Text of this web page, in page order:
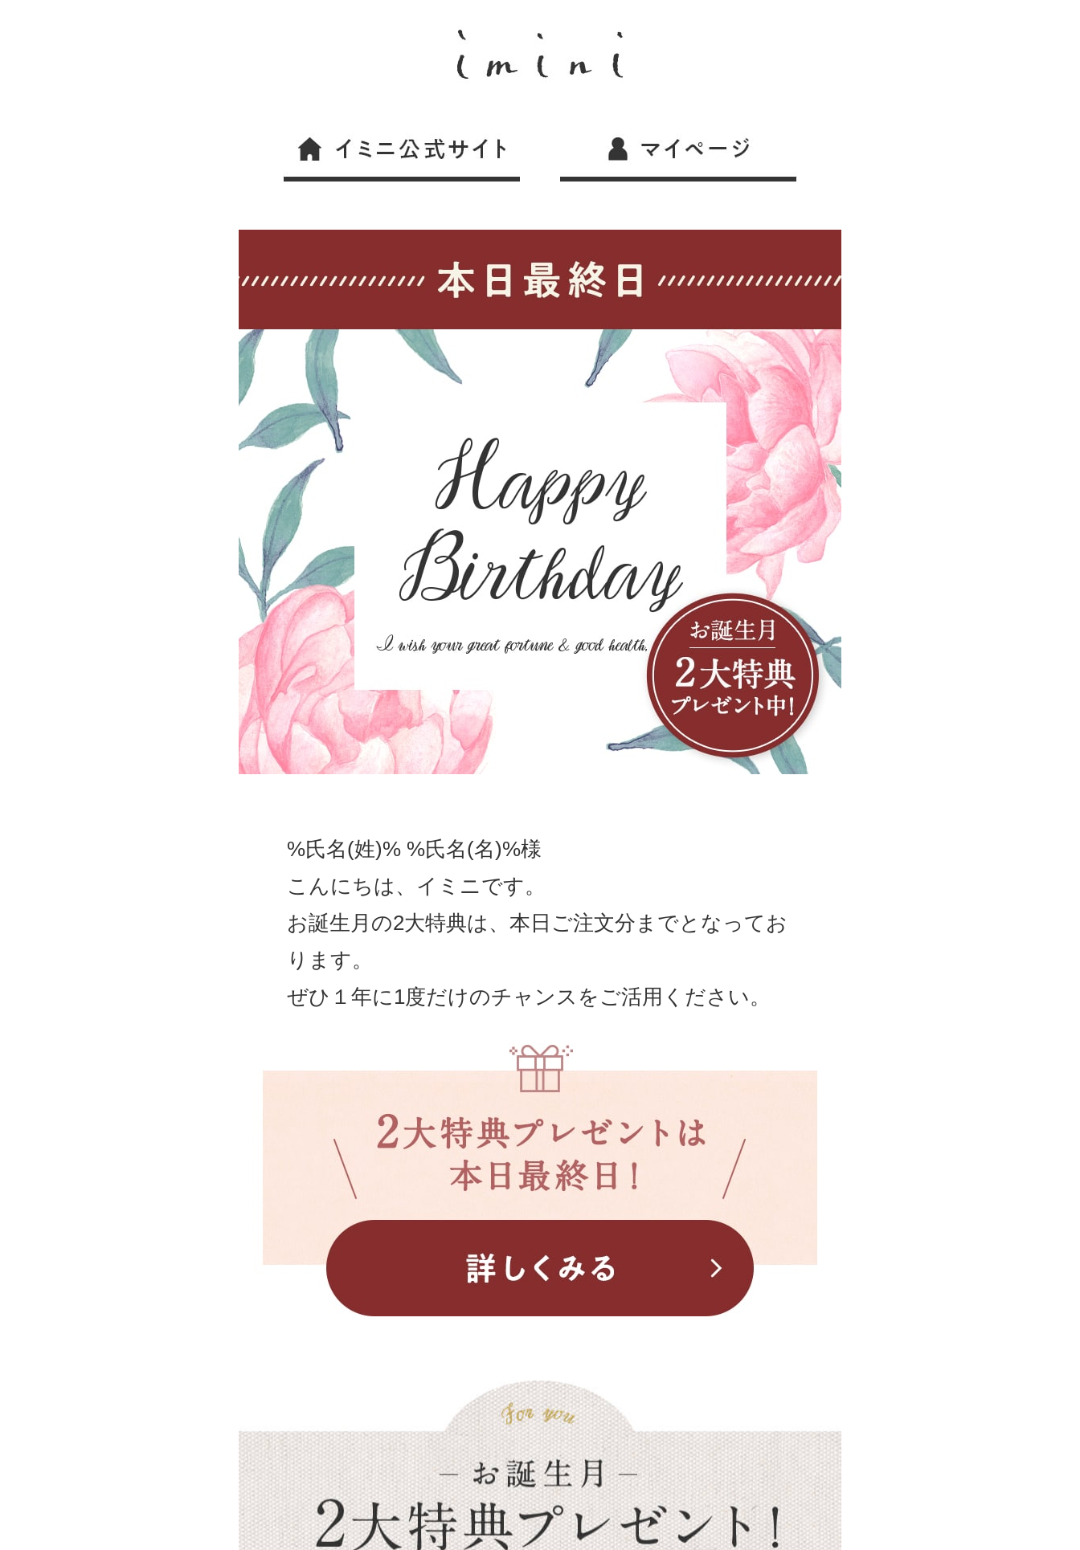
%氏名(姓)% %氏名(名)%様
こんにちは、イミニです。
お誕生月の2大特典は、本日ご注文分までとなってお
ります。
ぜひ１年に1度だけのチャンスをご活用ください。